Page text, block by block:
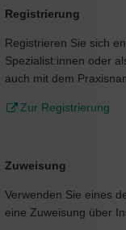
Registrierung
Registrieren Sie sich
Spezialist:innen oder
auch mit dem
Zur Registrierung
Zuweisung
Verwenden Sie eines
eine Zuweisung über